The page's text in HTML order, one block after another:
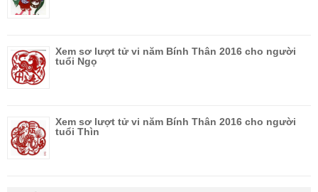
Xem sơ lượt tử vi năm Bính Thân 2016 cho người
tuổi Ngọ
Xem sơ lượt tử vi năm Bính Thân 2016 cho người
tuổi Thìn